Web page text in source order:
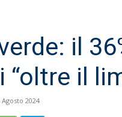
il
“oltre il
Agosto 2024